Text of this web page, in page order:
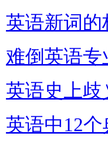
英语新词的
难倒英语专
英语史上
英语中12